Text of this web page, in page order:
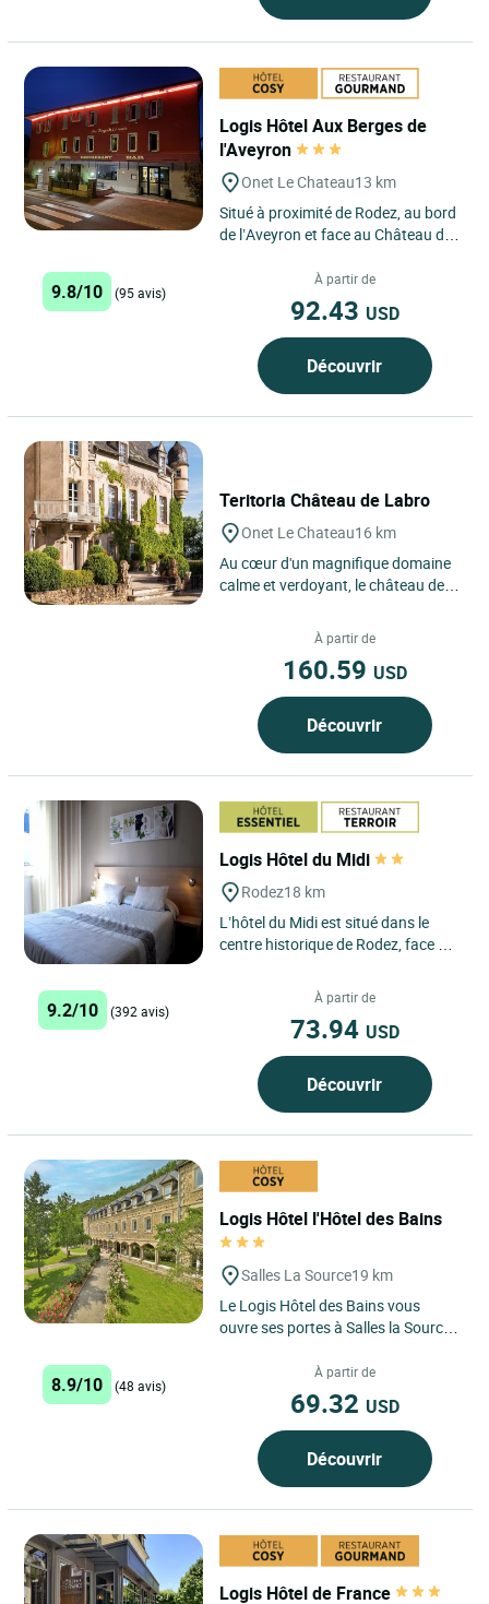
Logis Hôtel Aux Berges de
l'Aveyron
Onet Le Chateau13 km
Situé à proximité de Rodez, au bord
de l’Aveyron et face au Château de
9.8/10 (95 avis)
À partir de
92.43 USD
Découvrir
Teritoria Château de Labro
Onet Le Chateau16 km
Au cœur d'un magnifique domaine
calme et verdoyant, le château de
vous conte son histoire....
À partir de
160.59 USD
Découvrir
Logis Hôtel du Midi
Rodez18 km
L’hôtel du Midi est situé dans le
centre historique de Rodez, face à
et à 300 mètres...
9.2/10 (392 avis)
À partir de
73.94 USD
Découvrir
Logis Hôtel l'Hôtel des Bains
Salles La Source19 km
Le Logis Hôtel des Bains vous
ouvre ses portes à Salles la Source,
une parenthèse...
8.9/10 (48 avis)
À partir de
69.32 USD
Découvrir
Logis Hôtel de France